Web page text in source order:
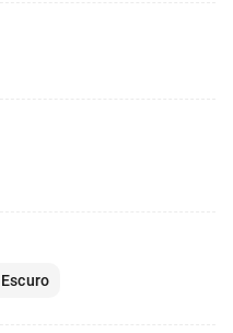
Escuro